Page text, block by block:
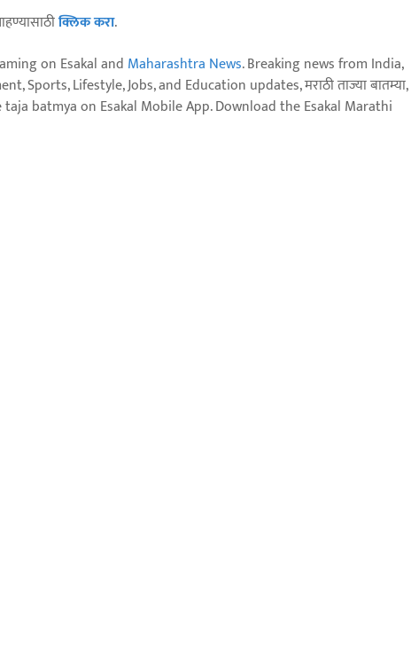
क्लिक करा.
on Esakal and Maharashtra News. Breaking news from India,
Sports, Lifestyle, Jobs, and Education updates, मराठी ताज्या बातम्या,
taja batmya on Esakal Mobile App. Download the Esakal Marathi